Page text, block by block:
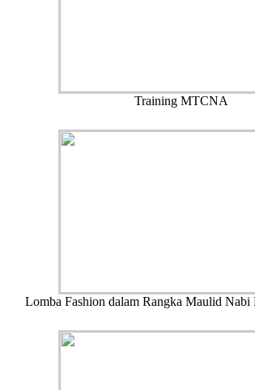
Training MTCNA
Lomba Fashion dalam Rangka Maulid Nabi